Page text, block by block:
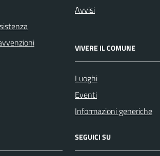
Avvisi
VIVERE IL COMUNE
Luoghi
Eventi
Informazioni generiche
SEGUICI SU